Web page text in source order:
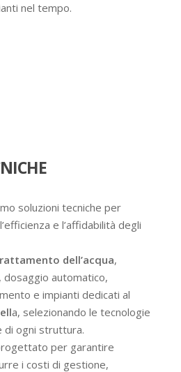
nel tempo.
soluzioni tecniche per
e l’affidabilità degli
dell’acqua,
automatico,
e impianti dedicati al
a, selezionando le tecnologie
di ogni struttura.
per garantire
i costi di gestione,